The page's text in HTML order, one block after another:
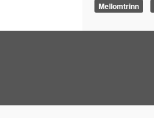
Mellomtrinn